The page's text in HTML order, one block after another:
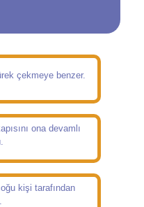
çekmeye benzer.
ona devamlı
kişi tarafından